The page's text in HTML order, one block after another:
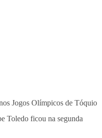
Jogos Olímpicos de Tóquio
Toledo ficou na segunda